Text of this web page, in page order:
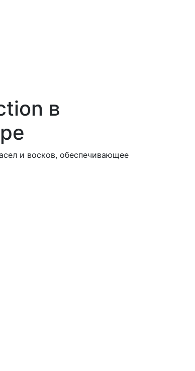
в
и восков, обеспечивающее